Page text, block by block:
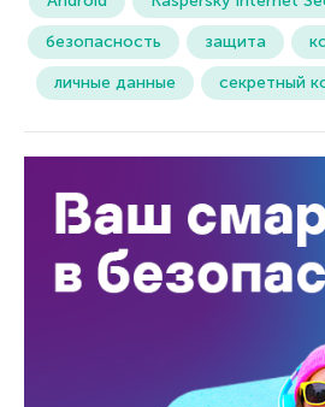
безопасность
защита
личные данные
секретный